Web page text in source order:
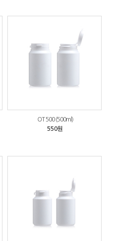
OT 500 (500ml)
550원